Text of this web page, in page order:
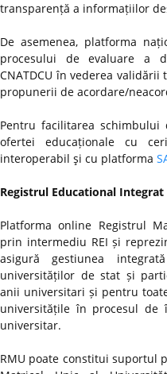
transparență a informațiilor
De asemenea, platforma
procesului de evaluare a
CNATDCU în vederea
propunerii de acordare/
Pentru facilitarea
ofertei educaționale cu
interoperabil şi cu platforma
Registrul Educational
Platforma online Registrul
prin intermediu REI și
asigură gestiunea
universităților de stat și
anii universitari și pentru
universitățile în procesul de
universitar.
RMU poate constitui suportul